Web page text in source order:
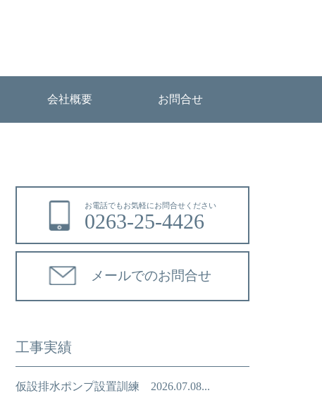
会社概要 お問合せ
お電話でもお気軽にお問合せください
0263-25-4426
メールでのお問合せ
工事実績
仮設排水ポンプ設置訓練 2026.07.08...